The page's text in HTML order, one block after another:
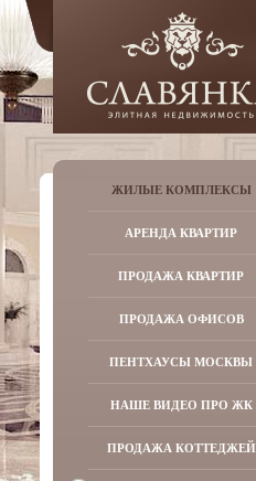
ЖИЛЫЕ КОМПЛЕКСЫ
АРЕНДА КВАРТИР
ПРОДАЖА КВАРТИР
ПРОДАЖА ОФИСОВ
ПЕНТХАУСЫ МОСКВЫ
НАШЕ ВИДЕО ПРО ЖК
ПРОДАЖА КОТТЕДЖЕЙ